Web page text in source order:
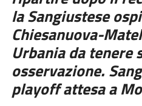
la Sangiustese
Chiesanuova-
Urbania da
osservazione.
playoff attesa a